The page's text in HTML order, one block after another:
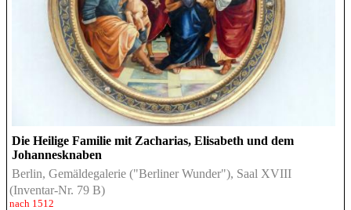
Die Heilige Familie mit Zacharias, Elisabeth und dem
Johannesknaben
Berlin, Gemäldegalerie ("Berliner Wunder"), Saal XVIII
(Inventar-Nr. 79 B)
nach 1512